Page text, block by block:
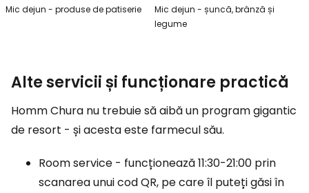
Mic dejun - produse de patiserie
Mic dejun - șuncă, brânză și
legume
Alte servicii și funcționare practică
Homm Chura nu trebuie să aibă un program gigantic
de resort - și acesta este farmecul său.
Room service - funcționează 11:30-21:00 prin
scanarea unui cod QR, pe care îl puteți găsi în